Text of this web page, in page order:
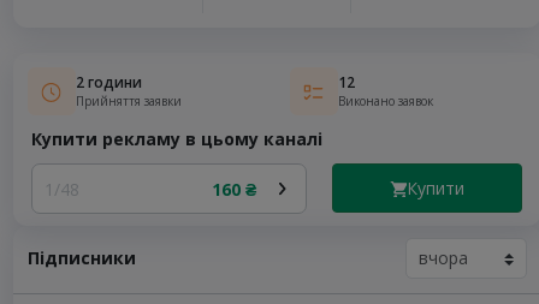
2 години
Прийняття заявки
12
Виконано заявок
Купити рекламу в цьому каналі
1/48 160 ₴ Купити
Підписники